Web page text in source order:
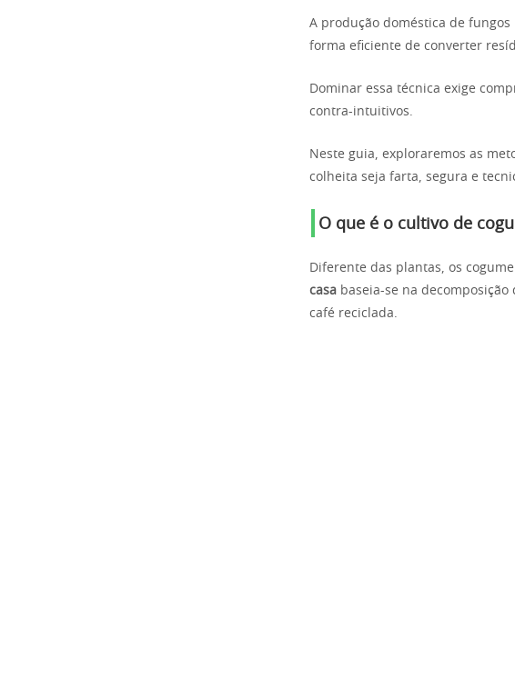
A produção doméstica de
forma eficiente de converter
Dominar essa técnica exige
contra-intuitivos.
Neste guia, exploraremos as
colheita seja farta, segura e
O que é o cultivo de
Diferente das plantas, os
casa baseia-se na
café reciclada.